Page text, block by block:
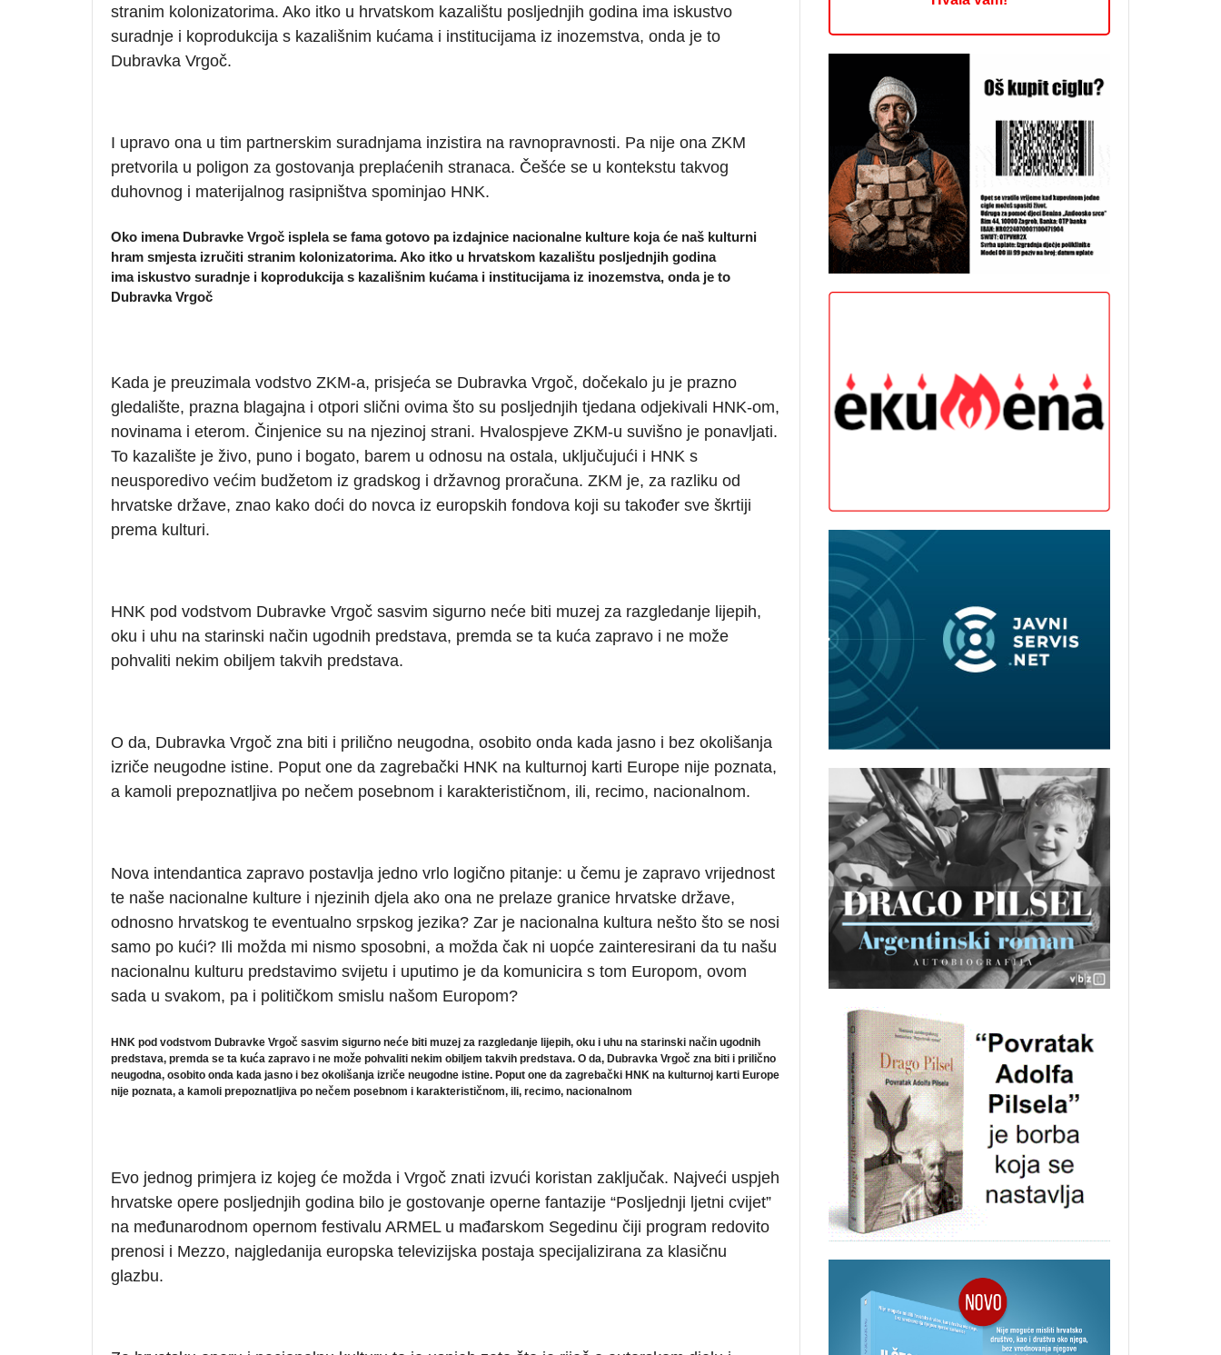
stranim kolonizatorima. Ako itko u hrvatskom kazalištu posljednjih godina ima iskustvo
suradnje i koprodukcija s kazališnim kućama i institucijama iz inozemstva, onda je to
Dubravka Vrgoč.
I upravo ona u tim partnerskim suradnjama inzistira na ravnopravnosti. Pa nije ona ZKM
pretvorila u poligon za gostovanja preplaćenih stranaca. Češće se u kontekstu takvog
duhovnog i materijalnog rasipništva spominjao HNK.
Oko imena Dubravke Vrgoč isplela se famagotovo pa izdajnice nacionalne kulture koja će naš kulturni
hram smjesta izručiti stranim kolonizatorima. Ako itko u hrvatskom kazalištu posljednjih godina
imaiskustvo suradnje i koprodukcija s kazališnim kućama i institucijama iz inozemstva, onda je to
Dubravka Vrgoč
Kada je preuzimala vodstvo ZKM-a, prisjeća se Dubravka Vrgoč, dočekalo ju je prazno
gledalište, prazna blagajna i otpori slični ovima što su posljednjih tjedana odjekivali HNK-om,
novinama i eterom. Činjenice su na njezinoj strani. Hvalospjeve ZKM-u suvišno je ponavljati.
To kazalište je živo, puno i bogato, barem u odnosu na ostala, uključujući i HNK s
neusporedivo većim budžetom iz gradskog i državnog proračuna. ZKM je, za razliku od
hrvatske države, znao kako doći do novca iz europskih fondova koji su također sve škrtiji
prema kulturi.
HNK pod vodstvom Dubravke Vrgoč sasvim sigurno neće biti muzej za razgledanje lijepih,
oku i uhu na starinski način ugodnih predstava, premda se ta kuća zapravo i ne može
pohvaliti nekim obiljem takvih predstava.
O da, Dubravka Vrgoč zna biti i prilično neugodna, osobito onda kada jasno i bez okolišanja
izriče neugodne istine. Poput one da zagrebački HNK na kulturnoj karti Europe nije poznata,
a kamoli prepoznatljiva po nečem posebnom i karakterističnom, ili, recimo, nacionalnom.
Nova intendantica zapravo postavlja jedno vrlo logično pitanje: u čemu je zapravo vrijednost
te naše nacionalne kulture i njezinih djela ako ona ne prelaze granice hrvatske države,
odnosno hrvatskog te eventualno srpskog jezika? Zar je nacionalna kultura nešto što se nosi
samo po kući? Ili možda mi nismo sposobni, a možda čak ni uopće zainteresirani da tu našu
nacionalnu kulturu predstavimo svijetu i uputimo je da komunicira s tom Europom, ovom
sada u svakom, pa i političkom smislu našom Europom?
HNK pod vodstvom Dubravke Vrgoč sasvim sigurno neće biti muzej za razgledanje lijepih, oku i uhu na starinski način ugodnih
predstava, premda se ta kuća zapravo i ne može pohvaliti nekim obiljem takvih predstava. O da, Dubravka Vrgoč zna biti i prilično
neugodna, osobito onda kada jasno i bez okolišanja izriče neugodne istine. Poput one da zagrebački HNK na kulturnoj karti Europe
nije poznata, a kamoli prepoznatljiva po nečem posebnom i karakterističnom, ili, recimo, nacionalnom
Evo jednog primjera iz kojeg će možda i Vrgoč znati izvući koristan zaključak. Najveći uspjeh
hrvatske opere posljednjih godina bilo je gostovanje operne fantazije “Posljednji ljetni cvijet”
na međunarodnom opernom festivalu ARMEL u mađarskom Segedinu čiji program redovito
prenosi i Mezzo, najgledanija europska televizijska postaja specijalizirana za klasičnu
glazbu.